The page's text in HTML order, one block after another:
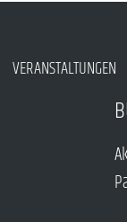
VERANSTALTUNGEN